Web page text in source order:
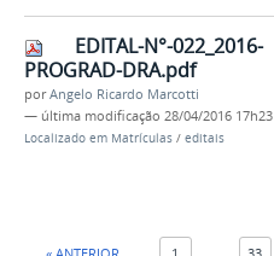
EDITAL-N°-022_2016-
PROGRAD-DRA.pdf
porAngelo Ricardo Marcotti
— última modificação 28/04/2016 17h23
Localizado em Matrículas / editais